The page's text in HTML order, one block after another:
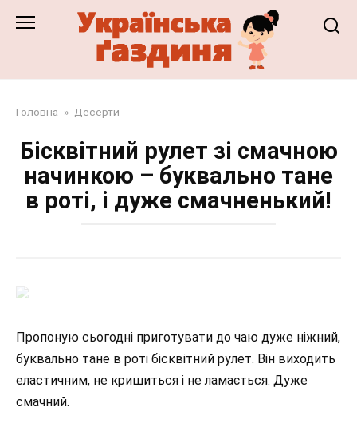
Головна » Десерти
Бісквітний рулет зі смачною
начинкою – буквально тане
в роті, і дуже смачненький!
Пропоную сьогодні приготувати до чаю дуже ніжний,
буквально тане в роті бісквітний рулет. Він виходить
еластичним, не кришиться і не ламається. Дуже
смачний.